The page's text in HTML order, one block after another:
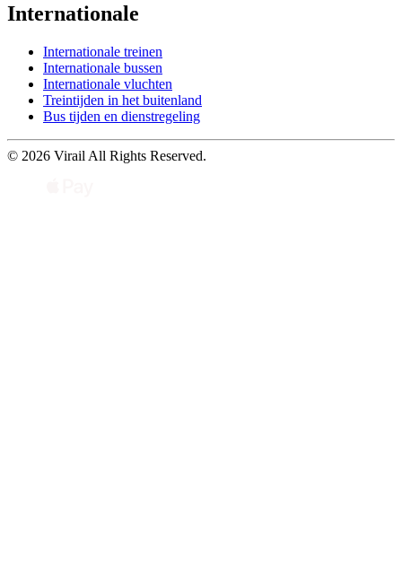
Internationale
Internationale treinen
Internationale bussen
Internationale vluchten
Treintijden in het buitenland
Bus tijden en dienstregeling
© 2026 Virail All Rights Reserved.